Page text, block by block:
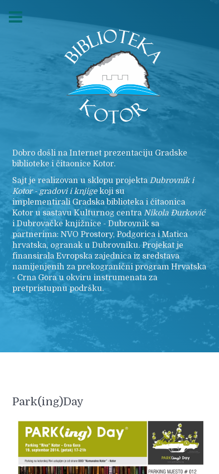
Dobro došli na Internet prezentaciju Gradske
biblioteke i čitaonice Kotor.
Sajt je realizovan u sklopu projekta Dubrovnik i
Kotor - gradovi i knjigekoji su
implementirali Gradska biblioteka i čitaonica
Kotor u sastavu Kulturnog centra Nikola Đurković
i Dubrovačke knjižnice - Dubrovnik sa
partnerima: NVO Prostory, Podgorica i Matica
hrvatska, ogranak u Dubrovniku. Projekat je
finansirala Evropska zajednica iz sredstava
namijenjenih za prekogranični program Hrvatska
- Crna Gora u okviru instrumenata za
pretpristupnu podršku.
Park(ing)Day